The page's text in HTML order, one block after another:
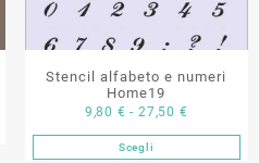
nella
del
prodotto
Stencil alfabeto e numeri
Home19
9,80 € - 27,50 €
di
prezzo:
ScegliQuesto